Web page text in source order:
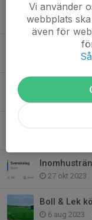
Sommarlov
20 jun 2024
Cup
15 jun 2024
27 okt 2023
Boll & Lek
6 aug 2023
Vi använder
webbplats
även för